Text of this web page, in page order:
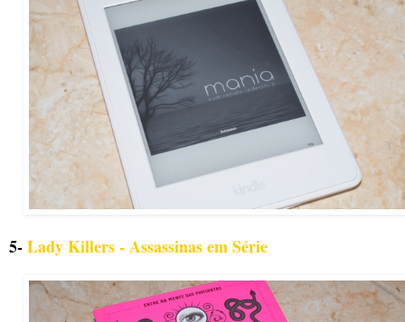
5-Lady Killers - Assassinas em Série